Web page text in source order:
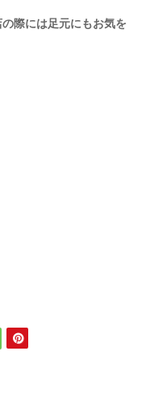
際には足元にもお気を